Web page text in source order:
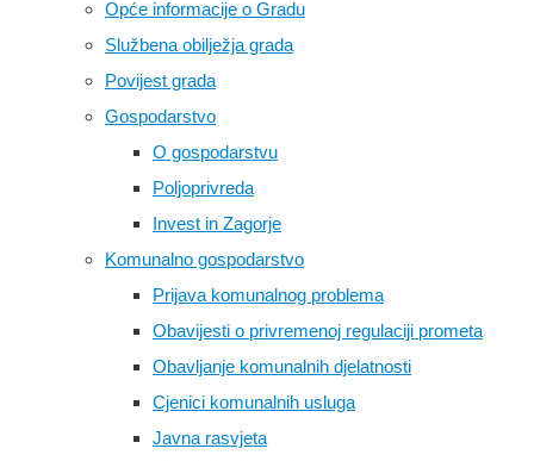
Opće informacije o Gradu
Službena obilježja grada
Povijest grada
Gospodarstvo
O gospodarstvu
Poljoprivreda
Invest in Zagorje
Komunalno gospodarstvo
Prijava komunalnog problema
Obavijesti o privremenoj regulaciji prometa
Obavljanje komunalnih djelatnosti
Cjenici komunalnih usluga
Javna rasvjeta